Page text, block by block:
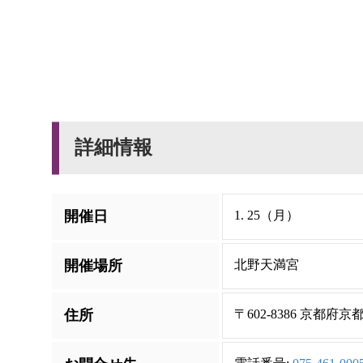
詳細情報
開催日 1. 25（月）
開催場所 北野天満宮
住所 〒602-8386 京都府京